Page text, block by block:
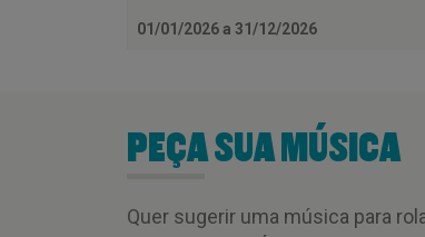
01/01/2026 a 31/12/2026
PEÇA SUA MÚSICA
Quer sugerir uma música para